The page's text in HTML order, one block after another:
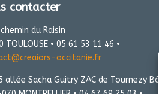
contacter
du Raisin
TOULOUSE • 05 61 53 11 46 •
occitanie.fr
allée Sacha Guitry ZAC de Tournezy Bât